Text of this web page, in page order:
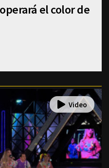
el color de